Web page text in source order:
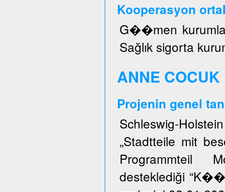
Kooperasyon
G��men
Sağlık sigorta
ANNE COCUK
Projenin genel
Schleswig-
„Stadtteile mit
Programmteil
desteklediği